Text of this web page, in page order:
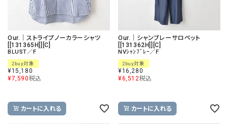
Our.｜ストライプノーカラーシャツ
[[131365H]][C]
BLUST／F
2buy対象
¥15,180
¥7,590税込
カートに入れる
Our.｜シャンブレーサロペット
[[131362H]][C]
NVｼｬﾝﾌﾞﾚｰ／F
2buy対象
¥16,280
¥6,512税込
カートに入れる